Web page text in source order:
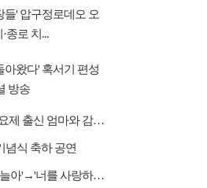
들' 압구정로데오 오
종로 치...
아왔다' 혹서기 편성
방송
'전설의 사내' 장한별, 가요제 출신 엄마와 감동 듀엣
념식 축하 공연
'전설의 사내' 장한별, '하늘아'→'너를 사랑하고도' 명...